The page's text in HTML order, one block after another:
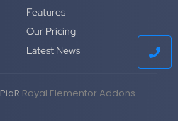
Features
Our Pricing
Latest News
Royal Elementor Addons